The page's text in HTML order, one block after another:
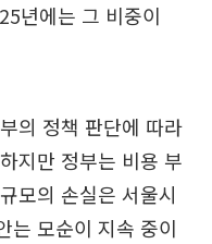
년에는 그 비중이
의 정책 판단에 따라
지만 정부는 비용 부
모의 손실은 서울시
는 모순이 지속 중이